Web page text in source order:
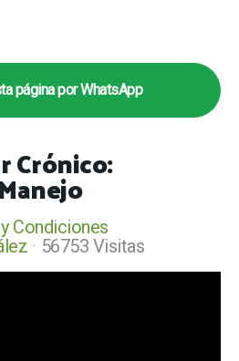
página por WhatsApp
Crónico:
Condiciones
56753 Visitas